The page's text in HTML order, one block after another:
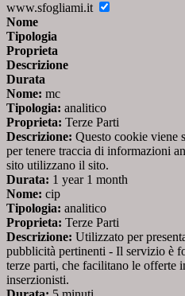
www.sfogliami.it
Nome
Tipologia
Proprieta
Descrizione
Durata
Nome: mc
Tipologia: analitico
Proprieta: Terze Parti
Descrizione: Questo cookie viene
per tenere traccia di informazioni
sito utilizzano il sito.
Durata: 1 year 1 month
Nome: cip
Tipologia: analitico
Proprieta: Terze Parti
Descrizione: Utilizzato per
pubblicità pertinenti - Il servizio è
terze parti, che facilitano le offerte
inserzionisti.